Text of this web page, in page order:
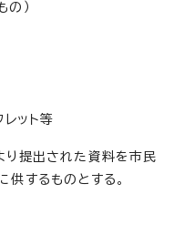
）
ット等
提出された資料を市民
するものとする。